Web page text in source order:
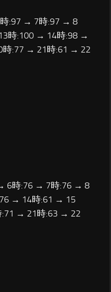
:97 → 7時:97 → 8
時:100 → 14時:98 →
:77 → 21時:61 → 22
6時:76 → 7時:76 → 8
→ 14時:61 → 15
→ 21時:63 → 22